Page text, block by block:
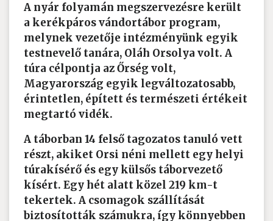
A nyár folyamán megszervezésre került
a kerékpáros vándortábor program,
melynek vezetője intézményünk egyik
testnevelő tanára, Oláh Orsolya volt. A
túra célpontja az Őrség volt,
Magyarország egyik legváltozatosabb,
érintetlen, épített és természeti értékeit
megtartó vidék.
A táborban 14 felső tagozatos tanuló vett
részt, akiket Orsi néni mellett egy helyi
túrakísérő és egy külsős táborvezető
kísért. Egy hét alatt közel 219 km-t
tekertek. A csomagok szállítását
biztosították számukra, így könnyebben